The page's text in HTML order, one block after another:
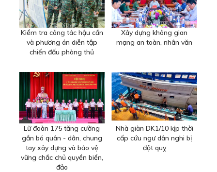
Kiểm tra công tác hậu cần
và phương án diễn tập
chiến đấu phòng thủ
Xây dựng không gian
mạng an toàn, nhân văn
Lữ đoàn 175 tăng cường
gắn bó quân - dân, chung
tay xây dựng và bảo vệ
vững chắc chủ quyền biển,
đảo
Nhà giàn DK1/10 kịp thời
cấp cứu ngư dân nghi bị
đột quỵ